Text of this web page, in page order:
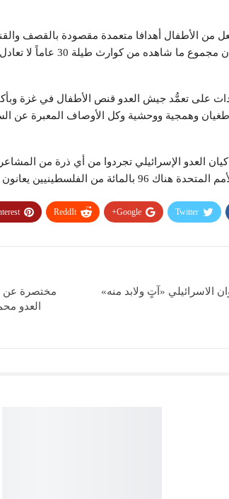
من الأطفال أهدافا متعمدة مقصودة بالقصف
الطبيب الأمريكي الذي
على تعمُّد جيش العدو قنص الأطفال في غزة
وهمجية ووحشية وكل الأوصاف المعبرة عن
العدو الإسرائيلي تجردوا من أي ذرة من
يعانون من انعدام الأمن الغذائي.
Twitter
Google+
ReddIt
الاسرائيلي «آتٍ ولابد منه»
مختصرة عن
العدو